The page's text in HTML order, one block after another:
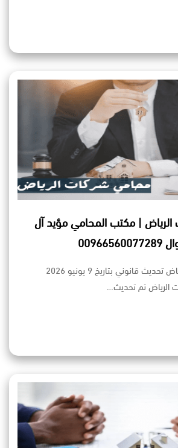
| مكتب المحامي مؤيد آل
محامي شركات الرياض تحديث قانوني بتاريخ 9 يونيو 2026
الرياض تم تحديث…